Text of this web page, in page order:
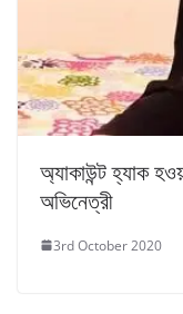
অ্যাকাউন্ট হ্যাক
অভিনেত্রী
3rd October 2020